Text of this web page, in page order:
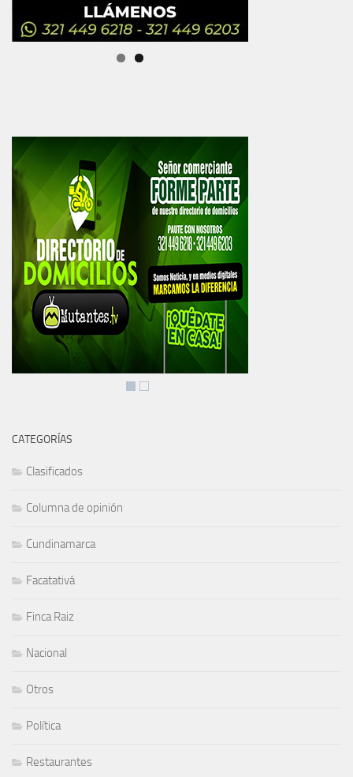
CATEGORÍAS
Clasificados
Columna de opinión
Cundinamarca
Facatativá
Finca Raiz
Nacional
Otros
Política
Restaurantes